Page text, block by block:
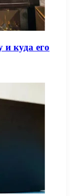
куда его